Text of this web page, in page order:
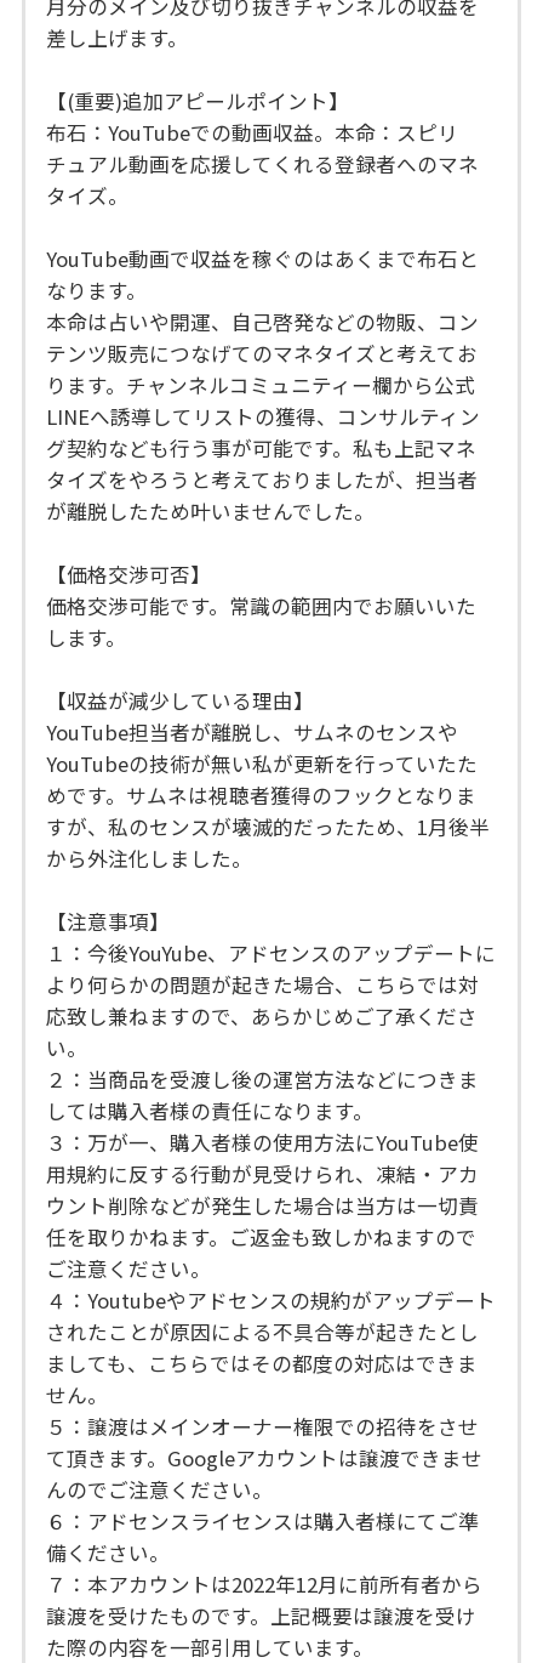
月分のメイン及び切り抜きチャンネルの収益を
差し上げます。
【(重要)追加アピールポイント】
布石：YouTubeでの動画収益。本命：スピリ
チュアル動画を応援してくれる登録者へのマネ
タイズ。
YouTube動画で収益を稼ぐのはあくまで布石と
なります。
本命は占いや開運、自己啓発などの物販、コン
テンツ販売につなげてのマネタイズと考えてお
ります。チャンネルコミュニティー欄から公式
LINEへ誘導してリストの獲得、コンサルティン
グ契約なども行う事が可能です。私も上記マネ
タイズをやろうと考えておりましたが、担当者
が離脱したため叶いませんでした。
【価格交渉可否】
価格交渉可能です。常識の範囲内でお願いいた
します。
【収益が減少している理由】
YouTube担当者が離脱し、サムネのセンスや
YouTubeの技術が無い私が更新を行っていたた
めです。サムネは視聴者獲得のフックとなりま
すが、私のセンスが壊滅的だったため、1月後半
から外注化しました。
【注意事項】
１：今後YouYube、アドセンスのアップデートに
より何らかの問題が起きた場合、こちらでは対
応致し兼ねますので、あらかじめご了承くださ
い。
２：当商品を受渡し後の運営方法などにつきま
しては購入者様の責任になります。
３：万が一、購入者様の使用方法にYouTube使
用規約に反する行動が見受けられ、凍結・アカ
ウント削除などが発生した場合は当方は一切責
任を取りかねます。ご返金も致しかねますので
ご注意ください。
４：Youtubeやアドセンスの規約がアップデート
されたことが原因による不具合等が起きたとし
ましても、こちらではその都度の対応はできま
せん。
５：譲渡はメインオーナー権限での招待をさせ
て頂きます。Googleアカウントは譲渡できませ
んのでご注意ください。
６：アドセンスライセンスは購入者様にてご準
備ください。
７：本アカウントは2022年12月に前所有者から
譲渡を受けたものです。上記概要は譲渡を受け
た際の内容を一部引用しています。